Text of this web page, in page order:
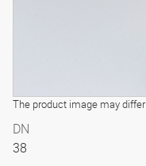
The product image may differ
DN
38